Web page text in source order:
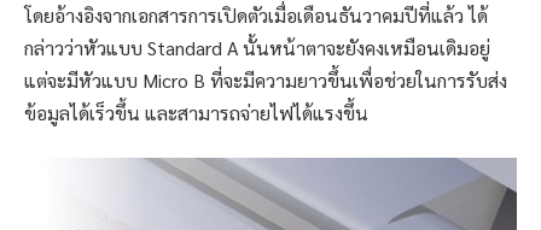
โดยอ้างอิงจากเอกสารการเปิดตัวเมื่อเดือนธันวาคมปีที่แล้ว ได้
กล่าวว่าหัวแบบ Standard A นั้นหน้าตาจะยังคงเหมือนเดิมอยู่
แต่จะมีหัวแบบ Micro B ที่จะมีความยาวขึ้นเพื่อช่วยในการรับส่ง
ข้อมูลได้เร็วขึ้น และสามารถจ่ายไฟได้แรงขึ้น